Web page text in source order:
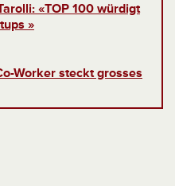
«TOP 100 würdigt
»
Worker steckt grosses